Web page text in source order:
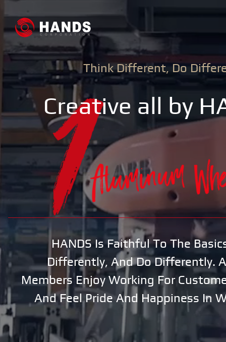
Company
CEO 挨拶
企業理念
经营方针
人材像
公司历史
工厂
Product
Aluminum Wheel
OEM供貨的輪穀
PR
宣传片
奖励和证书
专利权
Contact Us
Think Different, Do
Creative all by
HANDS Is Faithful To The
Differently, And Do Differently.
Members Enjoy Working For
And Feel Pride And Happiness In